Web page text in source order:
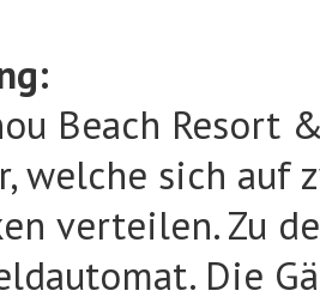
Beach Resort
welche sich auf
verteilen. Zu
Die